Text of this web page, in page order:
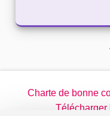
Charte de bonne
Télécharger